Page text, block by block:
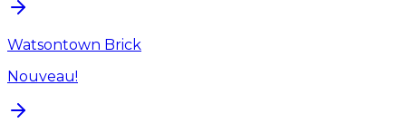
Watsontown Brick
Nouveau!